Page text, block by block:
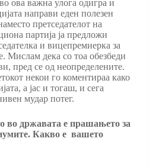
ова важна улога одигра и
направи еден полезен
претседателот на
партија ја предложи
и вицепремиерка за
Мислам дека со тоа обезбеди
пред се од неопределените.
некои го коментираа како
а јас и тогаш, и сега
мудар потег.
во државата е прашањето за
Какво е вашето